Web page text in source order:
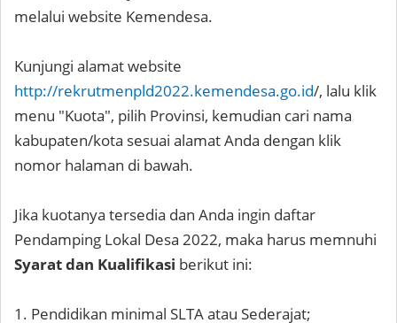
melalui website Kemendesa.
Kunjungi alamat website
http://rekrutmenpld2022.kemendesa.go.id/, lalu klik
menu "Kuota", pilih Provinsi, kemudian cari nama
kabupaten/kota sesuai alamat Anda dengan klik
nomor halaman di bawah.
Jika kuotanya tersedia dan Anda ingin daftar
Pendamping Lokal Desa 2022, maka harus memnuhi
Syarat dan Kualifikasi berikut ini:
1. Pendidikan minimal SLTA atau Sederajat;